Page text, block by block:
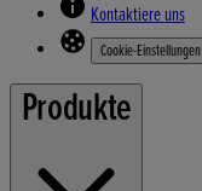
Kontaktiere uns
Cookie-Einstellungen
Produkte